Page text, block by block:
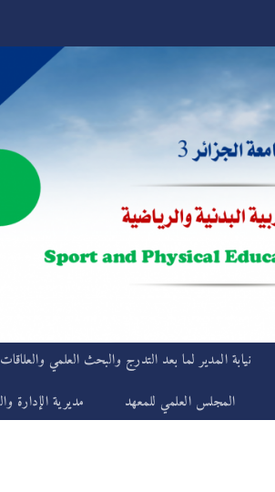
نيابة المدير لما بعد التدرج والبحث العلمي
المجلس العلمي للمعهد مديرية الإدارة